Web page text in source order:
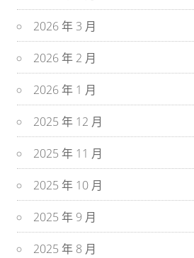
2026 年 3 月
2026 年 2 月
2026 年 1 月
2025 年 12 月
2025 年 11 月
2025 年 10 月
2025 年 9 月
2025 年 8 月